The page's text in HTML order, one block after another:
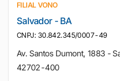
FILIAL VONO
Salvador - BA
CNPJ: 30.842.345/0007-49
Av. Santos Dumont, 1883 -
42702-400